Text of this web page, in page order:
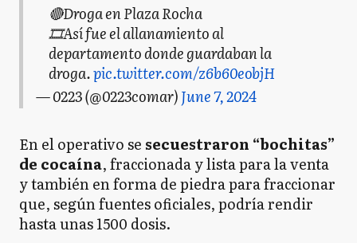
🔴Droga en Plaza Rocha
🎞️Así fue el allanamiento al
departamento donde guardaban la
droga.pic.twitter.com/z6b60eobjH
— 0223 (@0223comar)June 7, 2024
En el operativo se secuestraron “bochitas”
de cocaína, fraccionada y lista para la venta
y también en forma de piedra para fraccionar
que, según fuentes oficiales, podría rendir
hasta unas 1500 dosis.